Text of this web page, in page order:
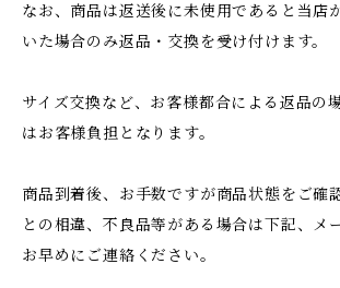
なお、商品は返送後に未使用であると当店
いた場合のみ返品・交換を受け付けます。
サイズ交換など、お客様都合による返品の
はお客様負担となります。
商品到着後、お手数ですが商品状態をご確
との相違、不良品等がある場合は下記、メ
お早めにご連絡ください。